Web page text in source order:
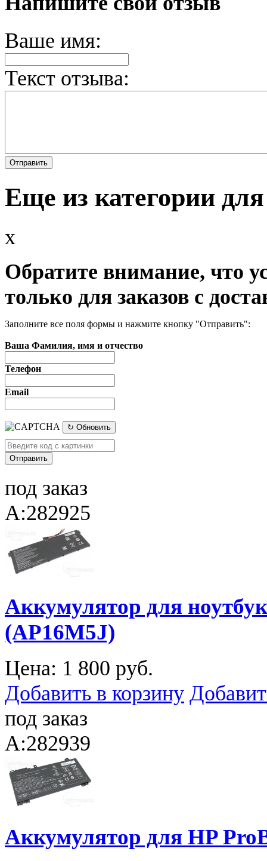
Ваше имя:
Текст отзыва:
Еще из категории
x
Обратите внимание, что
только для заказов с
Заполните все поля формы и нажмите кнопку "Отправить":
Ваша Фамилия, имя и отчество
Телефон
Email
↻ Обновить
под заказ
A:282925
Аккумулятор для
(AP16M5J)
Цена: 1 800 руб.
Добавить в корзину
под заказ
A:282939
Аккумулятор для HP